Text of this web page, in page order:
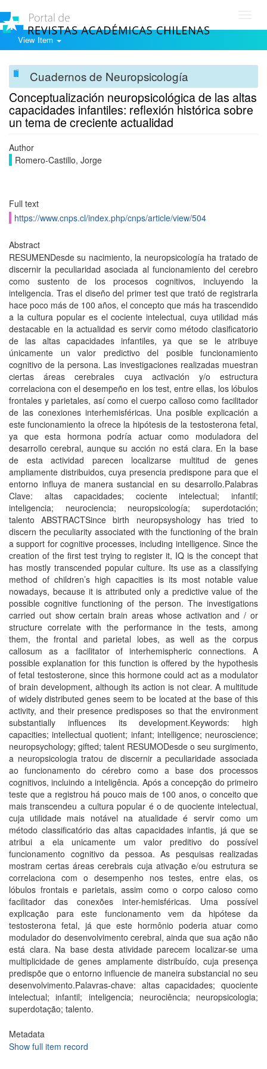
View Item
Cuadernos de Neuropsicología
Conceptualización neuropsicológica de las altas
capacidades infantiles: reflexión histórica sobre
un tema de creciente actualidad
Author
Romero-Castillo, Jorge
Full text
https://www.cnps.cl/index.php/cnps/article/view/504
Abstract
RESUMENDesde su nacimiento, la neuropsicología ha tratado de
discernir la peculiaridad asociada al funcionamiento del cerebro
como sustento de los procesos cognitivos, incluyendo la
inteligencia. Tras el diseño del primer test que trató de registrarla
hace poco más de 100 años, el concepto que más ha trascendido
a la cultura popular es el cociente intelectual, cuya utilidad más
destacable en la actualidad es servir como método clasificatorio
de las altas capacidades infantiles, ya que se le atribuye
únicamente un valor predictivo del posible funcionamiento
cognitivo de la persona. Las investigaciones realizadas muestran
ciertas áreas cerebrales cuya activación y/o estructura
correlaciona con el desempeño en los test, entre ellas, los lóbulos
frontales y parietales, así como el cuerpo calloso como facilitador
de las conexiones interhemisféricas. Una posible explicación a
este funcionamiento la ofrece la hipótesis de la testosterona fetal,
ya que esta hormona podría actuar como moduladora del
desarrollo cerebral, aunque su acción no está clara. En la base
de esta actividad parecen localizarse multitud de genes
ampliamente distribuidos, cuya presencia predispone para que el
entorno influya de manera sustancial en su desarrollo.Palabras
Clave: altas capacidades; cociente intelectual; infantil;
inteligencia; neurociencia; neuropsicología; superdotación;
talento ABSTRACTSince birth neuropsyshology has tried to
discern the peculiarity associated with the functioning of the brain
a support for cognitive processes, including intelligence. Since the
creation of the first test trying to register it, IQ is the concept that
has mostly transcended popular culture. Its use as a classifying
method of children’s high capacities is its most notable value
nowadays, because it is attributed only a predictive value of the
possible cognitive functioning of the person. The investigations
carried out show certain brain areas whose activation and / or
structure correlate with the performance in the tests, among
them, the frontal and parietal lobes, as well as the corpus
callosum as a facilitator of interhemispheric connections. A
possible explanation for this function is offered by the hypothesis
of fetal testosterone, since this hormone could act as a modulator
of brain development, although its action is not clear. A multitude
of widely distributed genes seem to be located at the base of this
activity, and their presence predisposes so that the environment
substantially influences its development.Keywords: high
capacities; intellectual quotient; infant; intelligence; neuroscience;
neuropsychology; gifted; talent RESUMODesde o seu surgimento,
a neuropsicologia tratou de discernir a peculiaridade associada
ao funcionamento do cérebro como a base dos processos
cognitivos, incluindo a inteligência. Após a concepção do primeiro
teste que a registrou há pouco mais de 100 anos, o conceito que
mais transcendeu a cultura popular é o de quociente intelectual,
cuja utilidade mais notável na atualidade é servir como um
método classificatório das altas capacidades infantis, já que se
atribui a ela unicamente um valor preditivo do possível
funcionamento cognitivo da pessoa. As pesquisas realizadas
mostram certas áreas cerebrais cuja ativação e/ou estrutura se
correlaciona com o desempenho nos testes, entre elas, os
lóbulos frontais e parietais, assim como o corpo caloso como
facilitador das conexões inter-hemisféricas. Uma possível
explicação para este funcionamento vem da hipótese da
testosterona fetal, já que este hormônio poderia atuar como
modulador do desenvolvimento cerebral, ainda que sua ação não
está clara. Na base desta atividade parecem localizar-se uma
multiplicidade de genes amplamente distribuído, cuja presença
predispõe que o entorno influencie de maneira substancial no seu
desenvolvimento.Palavras-chave: altas capacidades; quociente
intelectual; infantil; inteligencia; neurociência; neuropsicologia;
superdotação; talento.
Metadata
Show full item record